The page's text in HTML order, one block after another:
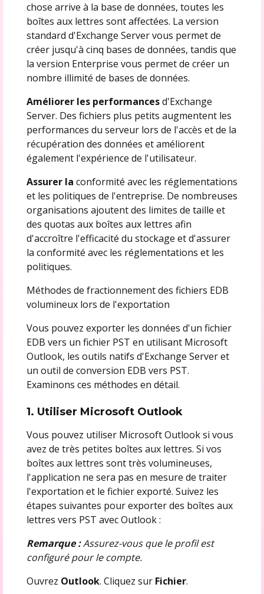
chose arrive à la base de données, toutes les
boîtes aux lettres sont affectées. La version
standard d'Exchange Server vous permet de
créer jusqu'à cinq bases de données, tandis que
la version Enterprise vous permet de créer un
nombre illimité de bases de données.
Améliorer les performancesd'Exchange
Server. Des fichiers plus petits augmentent les
performances du serveur lors de l'accès et de la
récupération des données et améliorent
également l'expérience de l'utilisateur.
Assurer la conformité avec les réglementations
et les politiques de l'entreprise. De nombreuses
organisations ajoutent des limites de taille et
des quotas aux boîtes aux lettres afin
d'accroître l'efficacité du stockage et d'assurer
la conformité avec les réglementations et les
politiques.
Méthodes de fractionnement des fichiers EDB
volumineux lors de l'exportation
Vous pouvez exporter les données d'un fichier
EDB vers un fichier PST en utilisant Microsoft
Outlook, les outils natifs d'Exchange Server et
un outil de conversion EDB vers PST.
Examinons ces méthodes en détail.
1. Utiliser Microsoft Outlook
Vous pouvez utiliser Microsoft Outlook si vous
avez de très petites boîtes aux lettres. Si vos
boîtes aux lettres sont très volumineuses,
l'application ne sera pas en mesure de traiter
l'exportation et le fichier exporté. Suivez les
étapes suivantes pour exporter des boîtes aux
lettres vers PST avec Outlook :
Remarque :Assurez-vous que le profil est
configuré pour le compte.
Ouvrez Outlook. Cliquez sur Fichier.